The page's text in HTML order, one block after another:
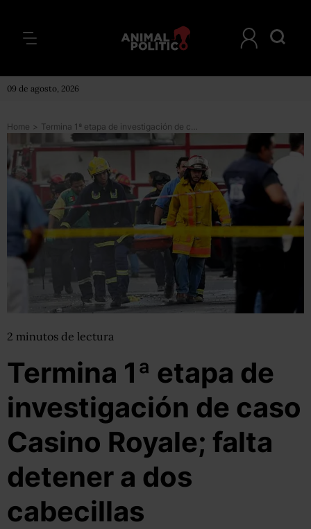
09 de agosto, 2026
Home > Termina 1ª etapa de investigación de caso Casino Royale; falta detener a dos cabecillas
2 minutos de lectura
Termina 1ª etapa de
investigación de caso
Casino Royale; falta
detener a dos
cabecillas